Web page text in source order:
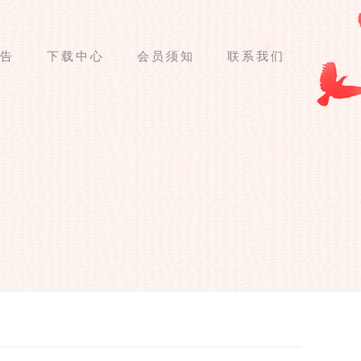
下载中心 会员须知 联系我们